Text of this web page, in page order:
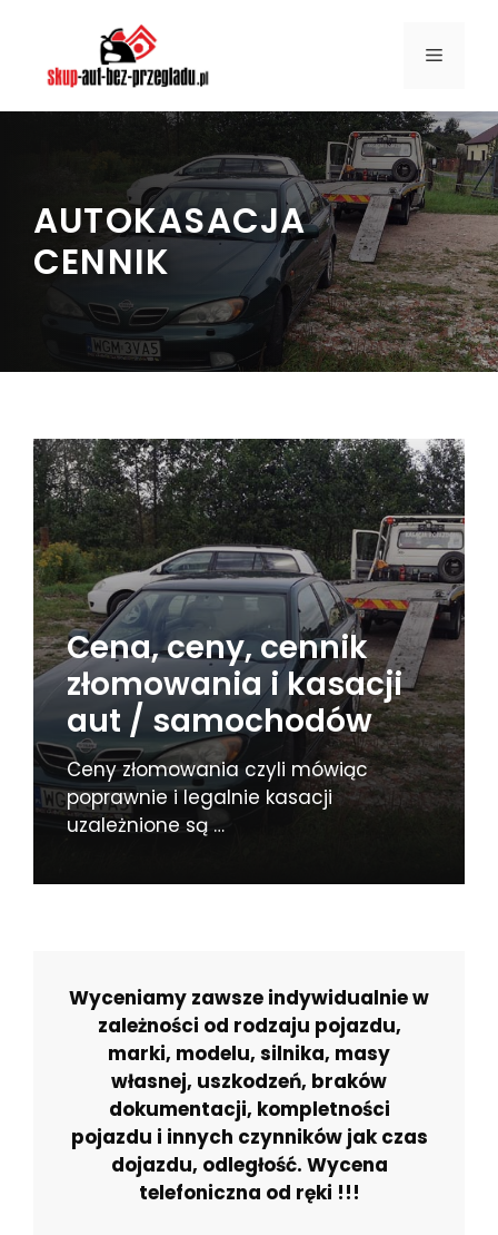
treści
MENU
AUTOKASACJA
CENNIK
Cena, ceny, cennik
złomowania i kasacji
aut / samochodów
Ceny złomowania czyli mówiąc
poprawnie i legalnie kasacji
uzależnione są …
Wyceniamy zawsze indywidualnie w
zależności od rodzaju pojazdu,
marki, modelu, silnika, masy
własnej, uszkodzeń, braków
dokumentacji, kompletności
pojazdu i innych czynników jak czas
dojazdu, odległość. Wycena
telefoniczna od ręki !!!